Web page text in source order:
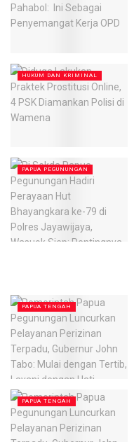
HUKUM DAN KRIMINAL
PAPUA PEGUNUNGAN
PAPUA TENGAH
PAPUA TENGAH